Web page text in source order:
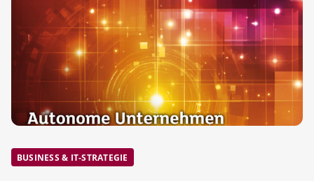
BUSINESS & IT-STRATEGIE